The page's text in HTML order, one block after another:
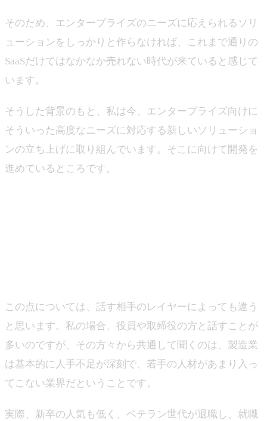
そのため、エンタープライズのニーズに応えられるソリ
ューションをしっかりと作らなければ、これまで通りの
SaaSだけではなかなか売れない時代が来ていると感じて
います。
そうした背景のもと、私は今、エンタープライズ向けに
そういった高度なニーズに対応する新しいソリューショ
ンの立ち上げに取り組んでいます。そこに向けて開発を
進めているところです。
この点については、話す相手のレイヤーによっても違う
と思います。私の場合、役員や取締役の方と話すことが
多いのですが、その方々から共通して聞くのは、製造業
は基本的に人手不足が深刻で、若手の人材があまり入っ
てこない業界だということです。
実際、新卒の人気も低く、ベテラン世代が退職し、就職